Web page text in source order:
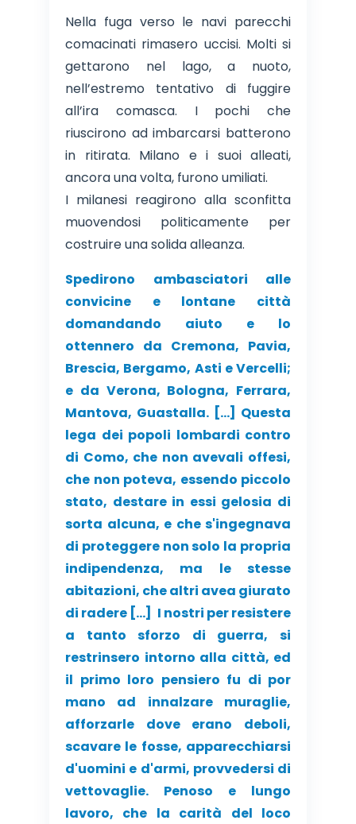
Nella fuga verso le navi parecchi
comacinati rimasero uccisi. Molti si
gettarono nel lago, a nuoto,
nell’estremo tentativo di fuggire
all’ira comasca. I pochi che
riuscirono ad imbarcarsi batterono
in ritirata. Milano e i suoi alleati,
ancora una volta, furono umiliati.
I milanesi reagirono alla sconfitta
muovendosi politicamente per
costruire una solida alleanza.
Spedirono ambasciatori alle
convicine e lontane città
domandando aiuto e lo
ottennero da Cremona, Pavia,
Brescia, Bergamo, Asti e Vercelli;
e da Verona, Bologna, Ferrara,
Mantova, Guastalla. […] Questa
lega dei popoli lombardi contro
di Como, che non avevali offesi,
che non poteva, essendo piccolo
stato, destare in essi gelosia di
sorta alcuna, e che s'ingegnava
di proteggere non solo la propria
indipendenza, ma le stesse
abitazioni, che altri avea giurato
di radere […] I nostri per resistere
a tanto sforzo di guerra, si
restrinsero intorno alla città, ed
il primo loro pensiero fu di por
mano ad innalzare muraglie,
afforzarle dove erano deboli,
scavare le fosse, apparecchiarsi
d'uomini e d'armi, provvedersi di
vettovaglie. Penoso e lungo
lavoro, che la carità del loco